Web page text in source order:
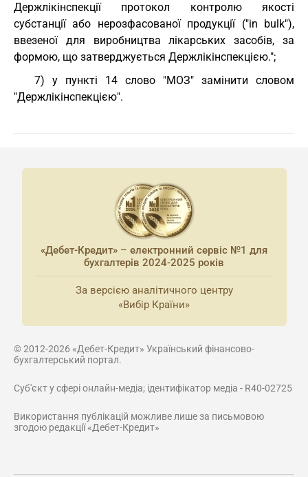
Держлікінспекції протокол контролю якості
субстанції або нерозфасованої продукції ("in bulk"),
ввезеної для виробництва лікарських засобів, за
формою, що затверджується Держлікінспекцією.";
7) у пункті 14 слово "МОЗ" замінити словом
"Держлікінспекцією".
«Дебет-Кредит» – електронний сервіс №1 для
бухгалтерів 2024-2025 років
За версією аналітичного центру
«Вибір Країни»
© 2012-2026 «Дебет-Кредит» Український фінансово-
бухгалтерський портал.
Суб'єкт у сфері онлайн-медіа; ідентифікатор медіа - R40-02725
Використання публікацій можливе лише за письмовою
згодою редакції «Дебет-Кредит»